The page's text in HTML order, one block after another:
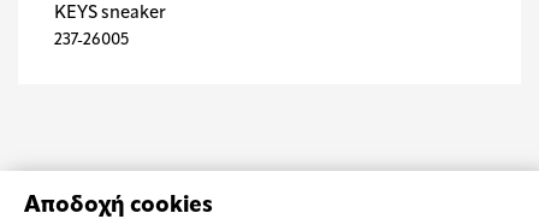
Αποδοχή cookies
KEYS sneaker
237-26005